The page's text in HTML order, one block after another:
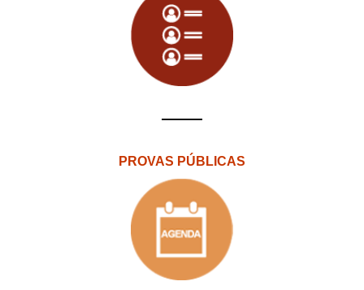
PROVAS PÚBLICAS